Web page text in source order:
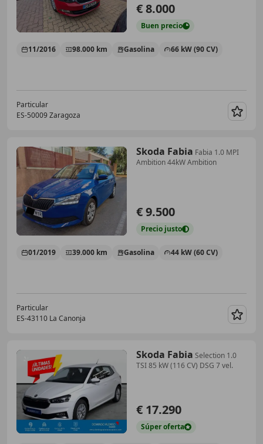
€ 8.000
Buen precio
11/2016 98.000 km Gasolina 66 kW (90 CV)
Particular
ES-50009 Zaragoza
Skoda Fabia Fabia 1.0 MPI
Ambition 44kW Ambition
€ 9.500
Precio justo
01/2019 39.000 km Gasolina 44 kW (60 CV)
Particular
ES-43110 La Canonja
Skoda Fabia Selection 1.0
TSI 85 kW (116 CV) DSG 7 vel.
€ 17.290
Súperoferta